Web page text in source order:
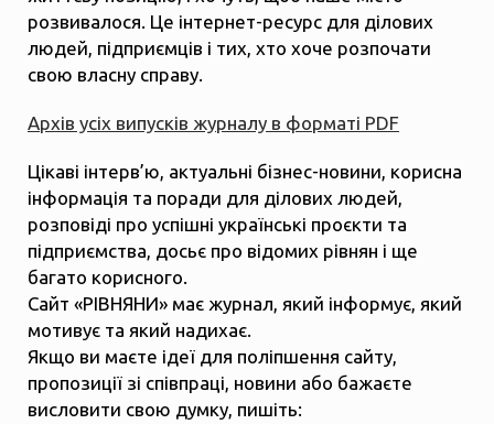
розвивалося. Це інтернет-ресурс для ділових
людей, підприємців і тих, хто хоче розпочати
свою власну справу.
Архів усіх випусків журналу в форматі PDF
Цікаві інтерв’ю, актуальні бізнес-новини, корисна
інформація та поради для ділових людей,
розповіді про успішні українські проєкти та
підприємства, досьє про відомих рівнян і ще
багато корисного.
Сайт «РІВНЯНИ» має журнал, який інформує, який
мотивує та який надихає.
Якщо ви маєте ідеї для поліпшення сайту,
пропозиції зі співпраці, новини або бажаєте
висловити свою думку, пишіть: